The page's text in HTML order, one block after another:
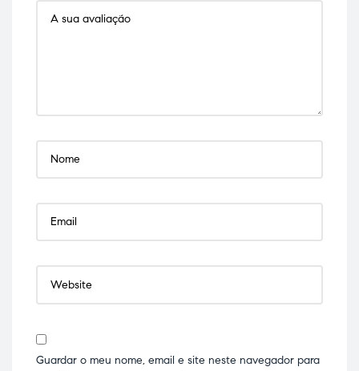
Guardar o meu nome, email e site neste navegador para